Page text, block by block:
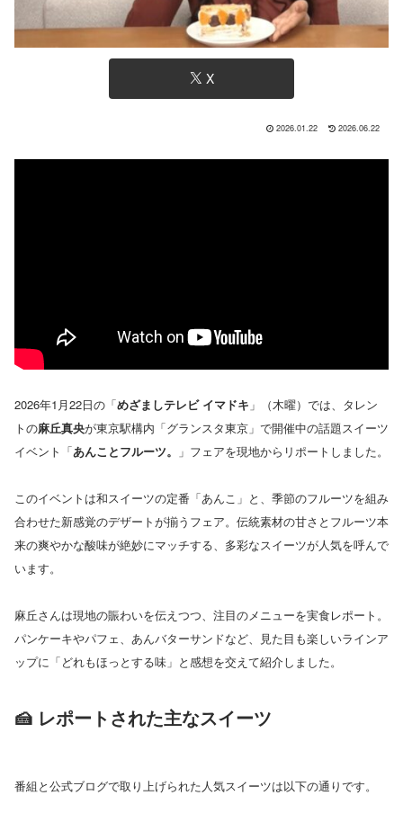
X
2026.01.22 2026.06.22
2026年1月22日の「めざましテレビ イマドキ 」（木曜）では、タレン
トの麻丘真央が東京駅構内「グランスタ東京」で開催中の話題スイーツ
イベント「あんことフルーツ。 」フェアを現地からリポートしました。
このイベントは和スイーツの定番「あんこ」と、季節のフルーツを組み
合わせた新感覚のデザートが揃うフェア。伝統素材の甘さとフルーツ本
来の爽やかな酸味が絶妙にマッチする、多彩なスイーツが人気を呼んで
います。
麻丘さんは現地の賑わいを伝えつつ、注目のメニューを実食レポート。
パンケーキやパフェ、あんバターサンドなど、見た目も楽しいラインア
ップに「どれもほっとする味」と感想を交えて紹介しました。
🍰 レポートされた主なスイーツ
番組と公式ブログで取り上げられた人気スイーツは以下の通りです。